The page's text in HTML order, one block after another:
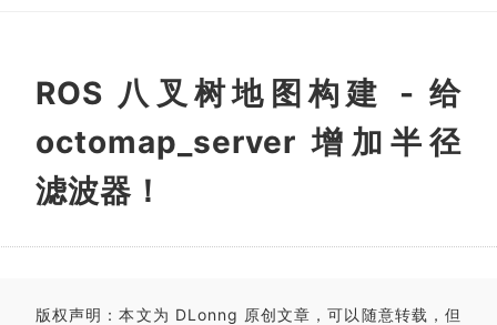
ROS 八叉树地图构建 - 给
octomap_server 增加半径
滤波器！
版权声明：本文为 DLonng 原创文章，可以随意转载，但